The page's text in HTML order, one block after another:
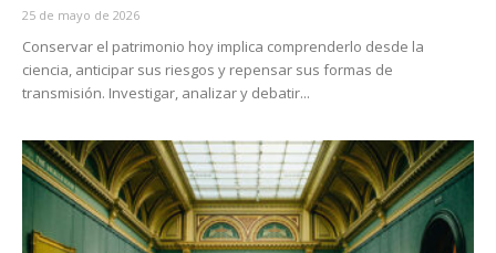
25 de mayo de 2026
Conservar el patrimonio hoy implica comprenderlo desde la
ciencia, anticipar sus riesgos y repensar sus formas de
transmisión. Investigar, analizar y debatir...